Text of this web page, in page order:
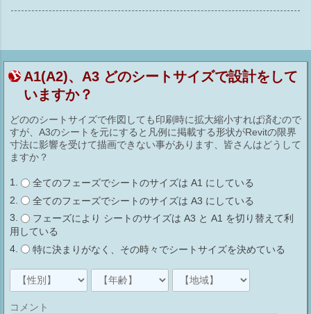
A1(A2)、A3 どのシートサイズで設計をして
いますか？
どののシートサイズで作図しても印刷時に拡大縮小すれば済むので
すが、A3のシートを元にすると凡例に掲載する形状がRevitの限界
寸法に影響を受けて描画できない事があります、皆さんはどうして
ますか？
全てのフェーズでシートのサイズは A1 にしている
全てのフェーズでシートのサイズは A3 にしている
フェーズにより シートのサイズは A3 と A1 を切り替えて利
用している
特に決まりがなく、その時々でシートサイズを決めている
コメント